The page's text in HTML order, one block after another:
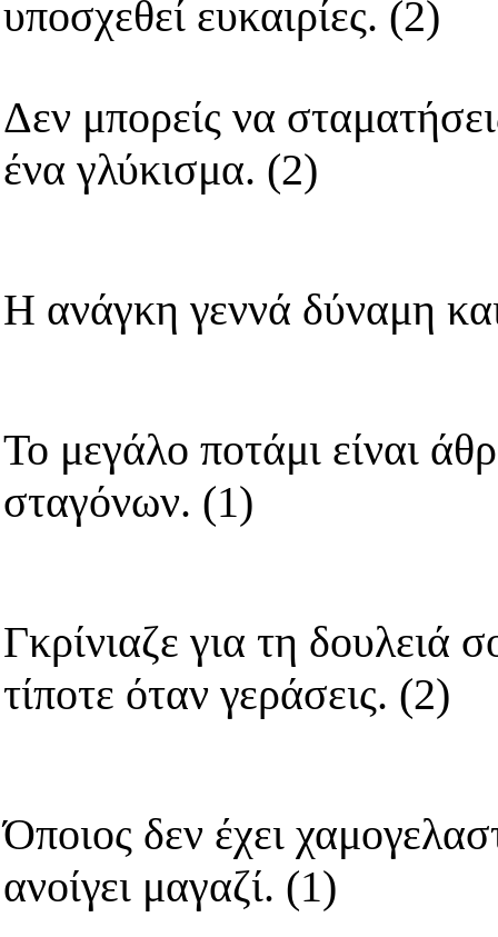
υποσχεθεί ευκαιρίες. (2)
Δεν μπορείς να
ένα γλύκισμα. (2)
Η ανάγκη γεννά δύναμη
Το μεγάλο ποτάμι είναι
σταγόνων. (1)
Γκρίνιαζε για τη δουλειά
τίποτε όταν γεράσεις. (2)
Όποιος δεν έχει
ανοίγει μαγαζί. (1)